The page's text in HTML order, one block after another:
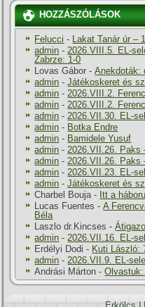
HOZZÁSZÓLÁSOK
Felucci - Lakat Tanár úr –
admin -2026.VIII.5. EL-
Zabrze: 1-0
Lovas Gábor -Anekdoták:
admin -Játékoskeret és
admin -2026.VIII.2.
admin -2026.VIII.2.
admin -2026.VII.30. EL-
admin - Botka Endre
admin - Bamidele Yusuf
admin -2026.VII.26. Paks
admin -2026.VII.26. Paks
admin -2026.VII.23. EL-
admin -Játékoskeret és
Charbel Bouja- Itt a
Lucas Fuentes -A
Béla
Laszlo dr.Kincses -
admin -2026.VII.16. EL-
Erdélyi Dodi - Kuti László:
admin -2026.VII.9. EL-
Andrási Márton -